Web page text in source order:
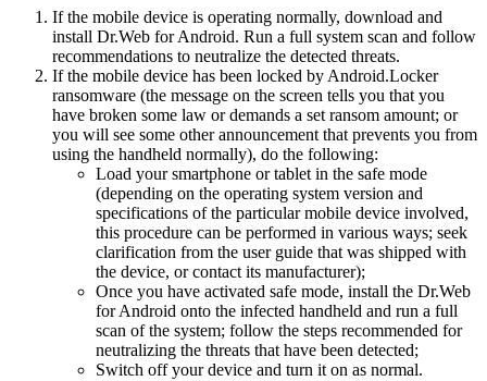
If the mobile device is operating normally, download and
install Dr.Web for Android. Run a full system scan and follow
recommendations to neutralize the detected threats.
If the mobile device has been locked by Android.Locker
ransomware (the message on the screen tells you that you
have broken some law or demands a set ransom amount; or
you will see some other announcement that prevents you from
using the handheld normally), do the following:
Load your smartphone or tablet in the safe mode
(depending on the operating system version and
specifications of the particular mobile device involved,
this procedure can be performed in various ways; seek
clarification from the user guide that was shipped with
the device, or contact its manufacturer);
Once you have activated safe mode, install the Dr.Web
for Android onto the infected handheld and run a full
scan of the system; follow the steps recommended for
neutralizing the threats that have been detected;
Switch off your device and turn it on as normal.